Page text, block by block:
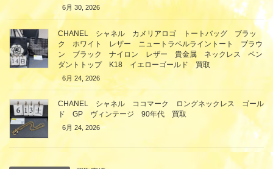
6月 30, 2026
CHANEL シャネル カメリアロゴ トートバッグ ブラッ
ク ホワイト レザー ニュートラベルライントート ブラウ
ン ブラック ナイロン レザー 貴金属 ネックレス ペン
ダントトップ K18 イエローゴールド 買取
6月 24, 2026
CHANEL シャネル ココマーク ロングネックレス ゴール
ド GP ヴィンテージ 90年代 買取
6月 24, 2026